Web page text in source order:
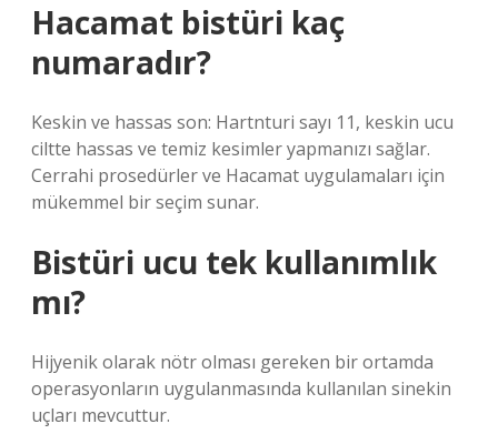
Hacamat bistüri kaç
numaradır?
Keskin ve hassas son: Hartnturi sayı 11, keskin ucu
ciltte hassas ve temiz kesimler yapmanızı sağlar.
Cerrahi prosedürler ve Hacamat uygulamaları için
mükemmel bir seçim sunar.
Bistüri ucu tek kullanımlık
mı?
Hijyenik olarak nötr olması gereken bir ortamda
operasyonların uygulanmasında kullanılan sinekin
uçları mevcuttur.